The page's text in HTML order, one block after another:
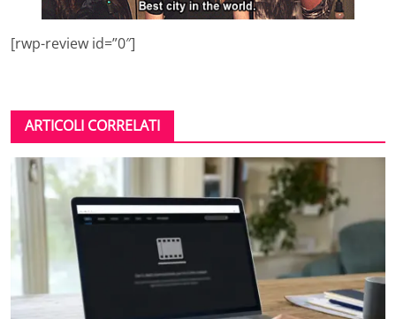
[rwp-review id=”0″]
ARTICOLI CORRELATI